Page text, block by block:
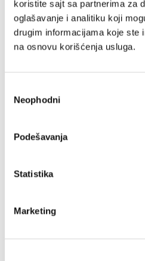
koristite sajt sa partnerima za
oglašavanje i analitiku koji
drugim informacijama koje ste
na osnovu korišćenja usluga.
сагласности
Neophodni
Podešavanja
Statistika
Marketing
Šenon Doerti,
koja je oblikovala
borila se kao što je i
uzvraćala je udarce
ZORICA MARKOVIĆ